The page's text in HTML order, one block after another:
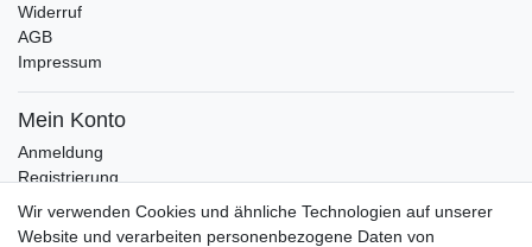
Widerruf
AGB
Impressum
Mein Konto
Anmeldung
Registrierung
Wunschliste
Warenkorb
Wir verwenden Cookies und ähnliche Technologien auf unserer
Website und verarbeiten personenbezogene Daten von